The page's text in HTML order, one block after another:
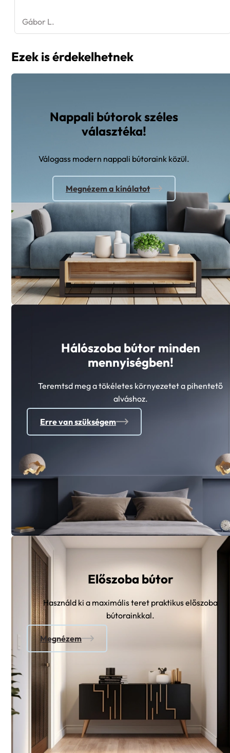
választéka!
Megnézem a kínálatot
mennyiségben!
Teremtsd meg a tökéletes környezetet a pihentető
alváshoz.
Erre van szükségem
Előszoba bútor
Használd ki a maximális teret praktikus előszoba
bútorainkkal.
Megnézem